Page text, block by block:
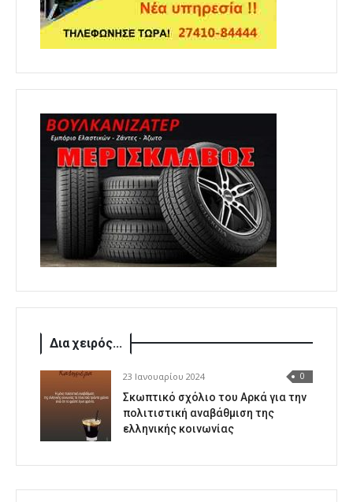
Δια χειρός...
23 Ιανουαρίου 2024 0
Σκωπτικό σχόλιο του Αρκά για την
πολιτιστική αναβάθμιση της
ελληνικής κοινωνίας